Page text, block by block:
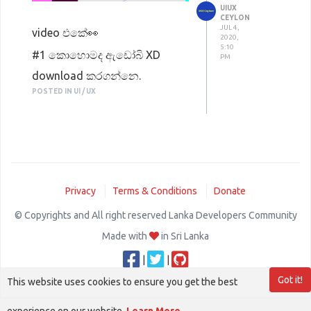
friends.
Thanks...
Watch Video :
https://youtu.be/kwprLe_vUhY
video එකේ👀
#1 කොහොමද ඇඩෝබි XD
download කරගන්නෙ.
#2 පලගින්ස් ඇඩ් කරගන්නෙ..?
#5 export කරගන්න විදිය.
සහ මෙකී නොකී කතා ඉදිරිපත්
කරලා තියනවා.. 😬😬
https://youtu.be/lFR22xwrt3g
POSTED IN UI / UX
UIUX
CEYLON
JUL 4,
2020,
5:10
PM
Privacy Terms & Conditions Donate
© Copyrights and All right reserved Lanka Developers Community
Made with
in Sri Lanka
Got it!
This website uses cookies to ensure you get the best